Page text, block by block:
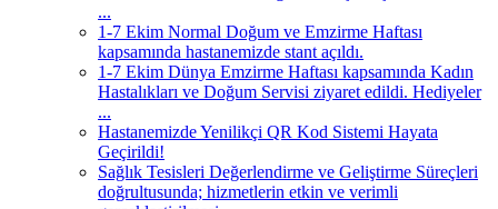
...
1-7 Ekim Normal Doğum ve Emzirme Haftası
kapsamında hastanemizde stant açıldı.
1-7 Ekim Dünya Emzirme Haftası kapsamında Kadın
Hastalıkları ve Doğum Servisi ziyaret edildi. Hediyeler
...
Hastanemizde Yenilikçi QR Kod Sistemi Hayata
Geçirildi!
Sağlık Tesisleri Değerlendirme ve Geliştirme Süreçleri
doğrultusunda; hizmetlerin etkin ve verimli